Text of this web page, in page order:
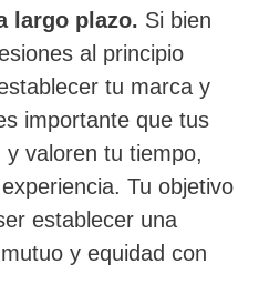
largo plazo. Si bien
al principio
tu marca y
importante que tus
valoren tu tiempo,
Tu objetivo
establecer una
y equidad con